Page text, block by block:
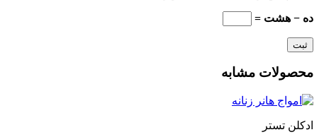
ده − هشت =
محصولات مشابه
ادکلن تستر